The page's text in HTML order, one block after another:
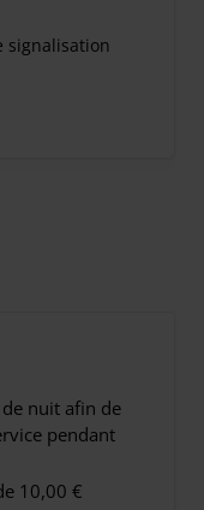
signalisation
nuit afin de
pendant
10,00 €